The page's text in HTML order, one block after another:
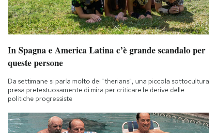
CALENDARIO
Notifiche mobile
Regala il Post
In Spagna e America Latina c’è grande scandalo per
queste persone
Da settimane si parla molto dei "therians", una piccola sottocultura
presa pretestuosamente di mira per criticare le derive delle
politiche progressiste